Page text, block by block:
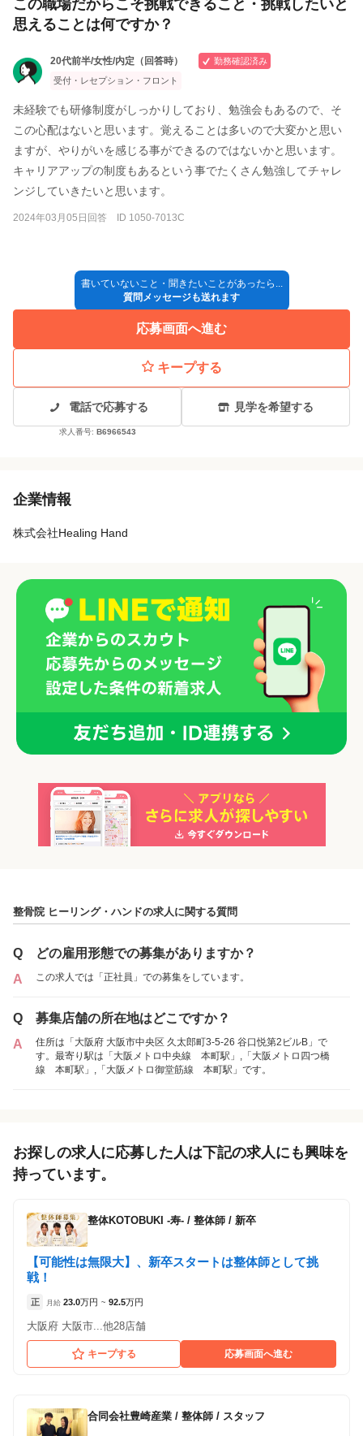
この職場だからこそ挑戦できること・挑戦したいと
思えることは何ですか？
20代前半/女性/内定（回答時）
勤務確認済み
受付・レセプション・フロント
未経験でも研修制度がしっかりしており、勉強会もあるので、そ
この心配はないと思います。覚えることは多いので大変かと思い
ますが、やりがいを感じる事ができるのではないかと思います。
キャリアアップの制度もあるという事でたくさん勉強してチャレ
ンジしていきたいと思います。
2024年03月05日回答 ID 1050-7013C
書いていないこと・聞きたいことがあったら...
質問メッセージも送れます
応募画面へ進む
キープする
電話で応募する
求人番号: B6966543
見学を希望する
企業情報
株式会社Healing Hand
「正社員」を募集している店舗
など）が見られます
整骨院 ヒーリング・ハンド
（大阪府大阪市:本町駅 徒歩 3分 ）
整骨院 ヒーリング・ハンドの求人に関する質問
Q
どの雇用形態での募集がありますか？
A
この求人では「正社員」での募集をしています。
Q
募集店舗の所在地はどこですか？
A
住所は「大阪府 大阪市中央区 久太郎町3-5-26 谷口悦第2ビルB」で
す。最寄り駅は「大阪メトロ中央線 本町駅」,「大阪メトロ四つ橋
線 本町駅」,「大阪メトロ御堂筋線 本町駅」です。
お探しの求人に応募した人は下記の求人にも興味を
持っています。
整体KOTOBUKI -寿- / 整体師 / 新卒
【可能性は無限大】、新卒スタートは整体師として挑
戦！
正 月給 23.0万円 ~ 92.5万円
大阪府 大阪市...他28店舗
キープする 応募画面へ進む
合同会社豊崎産業 / 整体師 / スタッフ